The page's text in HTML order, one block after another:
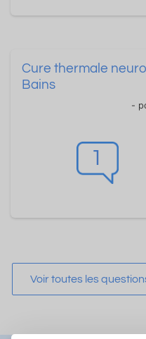
1
Cure thermale
Bains
-
Voir toutes les